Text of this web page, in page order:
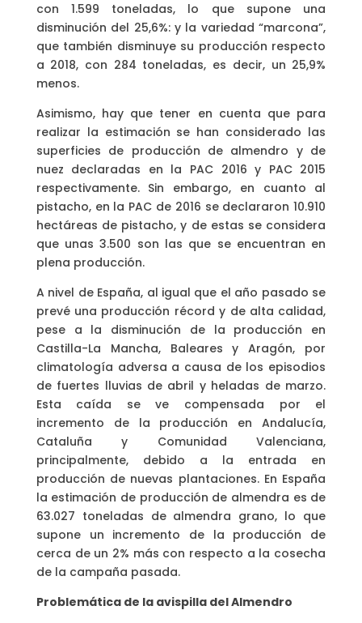
con 1.599 toneladas, lo que supone una
disminución del 25,6%: y la variedad “marcona”,
que también disminuye su producción respecto
a 2018, con 284 toneladas, es decir, un 25,9%
menos.
Asimismo, hay que tener en cuenta que para
realizar la estimación se han considerado las
superficies de producción de almendro y de
nuez declaradas en la PAC 2016 y PAC 2015
respectivamente. Sin embargo, en cuanto al
pistacho, en la PAC de 2016 se declararon 10.910
hectáreas de pistacho, y de estas se considera
que unas 3.500 son las que se encuentran en
plena producción.
A nivel de España, al igual que el año pasado se
prevé una producción récord y de alta calidad,
pese a la disminución de la producción en
Castilla-La Mancha, Baleares y Aragón, por
climatología adversa a causa de los episodios
de fuertes lluvias de abril y heladas de marzo.
Esta caída se ve compensada por el
incremento de la producción en Andalucía,
Cataluña y Comunidad Valenciana,
principalmente, debido a la entrada en
producción de nuevas plantaciones. En España
la estimación de producción de almendra es de
63.027 toneladas de almendra grano, lo que
supone un incremento de la producción de
cerca de un 2% más con respecto a la cosecha
de la campaña pasada.
Problemática de la avispilla del Almendro